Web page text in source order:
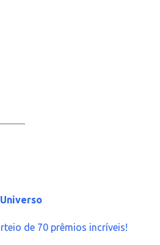
de 70 prêmios incríveis!